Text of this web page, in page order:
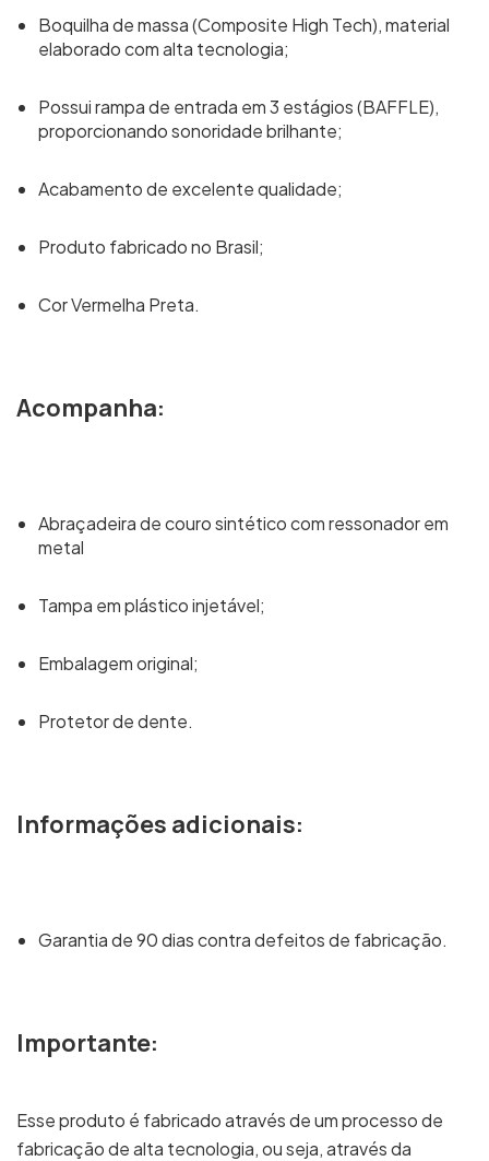
Boquilha de massa (Composite High Tech), material
elaborado com alta tecnologia;
Possui rampa de entrada em 3 estágios (BAFFLE),
proporcionando sonoridade brilhante;
Acabamento de excelente qualidade;
Produto fabricado no Brasil;
Cor Vermelha Preta.
Acompanha:
Abraçadeira de couro sintético com ressonador em
metal
Tampa em plástico injetável;
Embalagem original;
Protetor de dente.
Informações adicionais:
Garantia de 90 dias contra defeitos de fabricação.
Importante:
Esse produto é fabricado através de um processo de
fabricação de alta tecnologia, ou seja, através da